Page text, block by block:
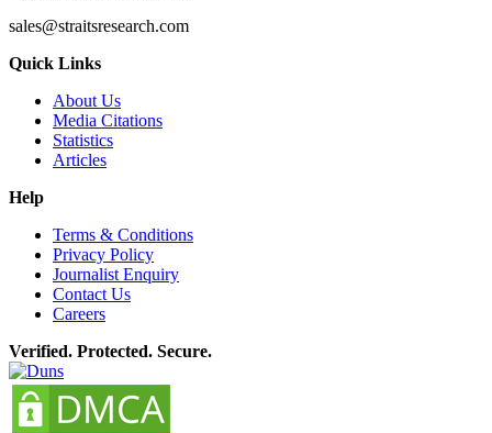
sales@straitsresearch.com
Quick Links
About Us
Media Citations
Statistics
Articles
Help
Terms & Conditions
Privacy Policy
Journalist Enquiry
Contact Us
Careers
Verified. Protected. Secure.